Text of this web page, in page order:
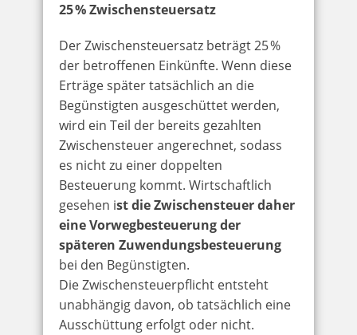
25 % Zwischensteuersatz
Der Zwischensteuersatz beträgt 25 %
der betroffenen Einkünfte. Wenn diese
Erträge später tatsächlich an die
Begünstigten ausgeschüttet werden,
wird ein Teil der bereits gezahlten
Zwischensteuer angerechnet, sodass
es nicht zu einer doppelten
Besteuerung kommt. Wirtschaftlich
gesehen ist die Zwischensteuer daher
eine Vorwegbesteuerung der
späteren Zuwendungsbesteuerung
bei den Begünstigten.
Die Zwischensteuerpflicht entsteht
unabhängig davon, ob tatsächlich eine
Ausschüttung erfolgt oder nicht.